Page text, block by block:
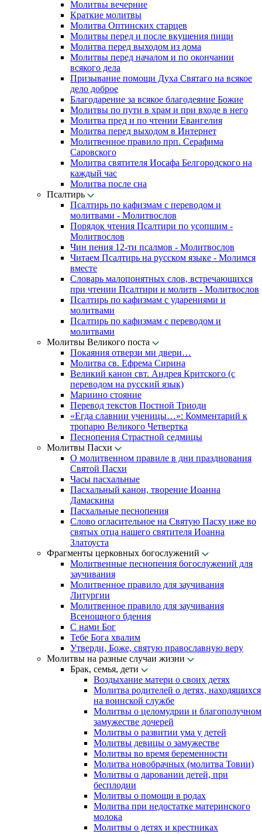
Молитвы вечерние
Краткие молитвы
Молитва Оптинских старцев
Молитвы перед и после вкушения пищи
Молитва перед выходом из дома
Молитвы перед началом и по окончании
всякого дела
Призывание помощи Духа Святаго на всякое
дело доброе
Благодарение за всякое благодеяние Божие
Молитвы по пути в храм и при входе в него
Молитва пред и по чтении Евангелия
Молитва перед выходом в Интернет
Молитвенное правило прп. Серафима
Саровского
Молитва святителя Иосафа Белгородского на
каждый час
Молитва после сна
Псалтирь
Псалтирь по кафизмам с переводом и
молитвами - Молитвослов
Порядок чтения Псалтири по усопшим -
Молитвослов
Чин пения 12-ти псалмов - Молитвослов
Читаем Псалтирь на русском языке - Молимся
вместе
Словарь малопонятных слов, встречающихся
при чтении Псалтири и молитв - Молитвослов
Псалтирь по кафизмам с ударениями и
молитвами
Псалтирь по кафизмам с переводом и
молитвами
Молитвы Великого поста
Покаяния отверзи ми двери…
Молитва св. Ефрема Сирина
Великий канон свт. Андрея Критского (с
переводом на русский язык)
Мариино стояние
Перевод текстов Постной Триоди
«Егда славнии ученицы…»: Комментарий к
тропарю Великого Четвертка
Песнопения Страстной седмицы
Молитвы Пасхи
О молитвенном правиле в дни празднования
Святой Пасхи
Часы пасхальные
Пасхальный канон, творение Иоанна
Дамаскина
Пасхальные песнопения
Слово огласительное на Святую Пасху иже во
святых отца нашего святителя Иоанна
Златоуста
Фрагменты церковных богослужений
Молитвенные песнопения богослужений для
заучивания
Молитвенное правило для заучивания
Литургии
Молитвенное правило для заучивания
Всенощного бдения
С нами Бог
Тебе Бога хвалим
Утверди, Боже, святую православную веру
Молитвы на разные случаи жизни
Брак, семья, дети
Воздыхание матери о своих детях
Молитва родителей о детях, находящихся
на воинской службе
Молитвы о целомудрии и благополучном
замужестве дочерей
Молитвы о развитии ума у детей
Молитвы девицы о замужестве
Молитвы во время беременности
Молитва новобрачных (молитва Товии)
Молитвы о даровании детей, при
бесплодии
Молитвы о помощи в родах
Молитва при недостатке материнского
молока
Молитвы о детях и крестниках